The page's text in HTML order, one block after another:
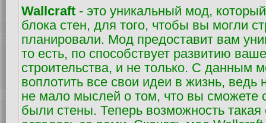
Wallcraft - это уникальный мод,
блока стен, для того, чтобы вы могли
планировали. Мод предоставит вам
то есть, по способствует развитию
строительства, и не только. С данным
воплотить все свои идеи в жизнь, ведь
не мало мыслей о том, что вы сможете
были стены. Теперь возможность такая